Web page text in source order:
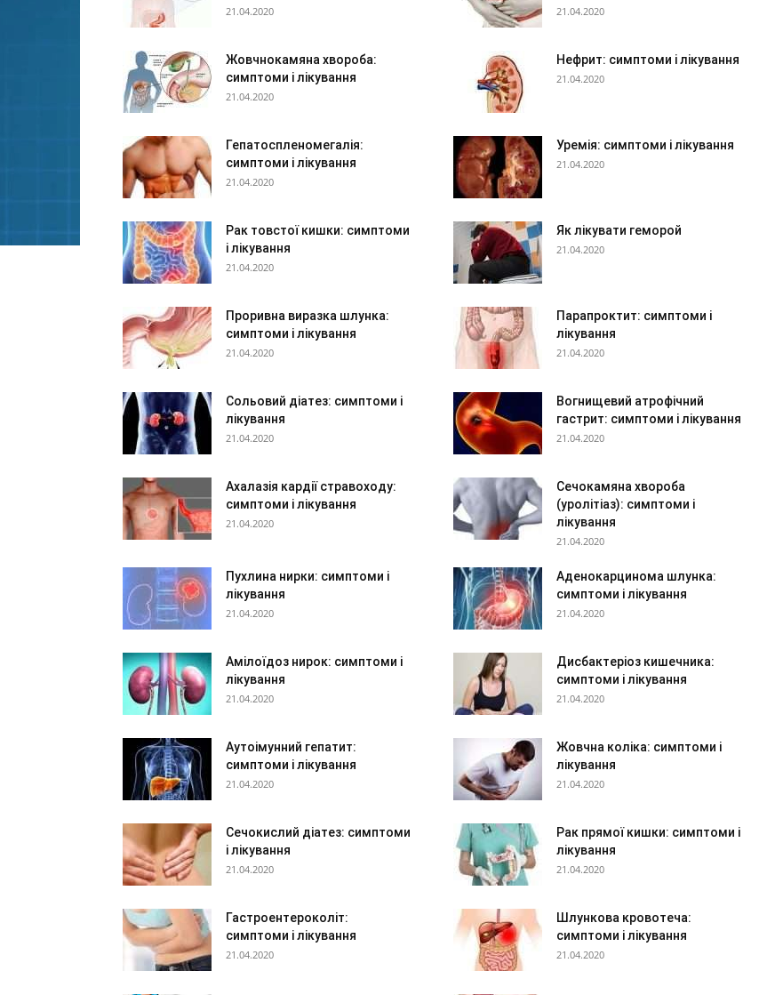
21.04.2020 21.04.2020
Жовчнокамяна хвороба:
симптоми і лікування
21.04.2020
Нефрит: симптоми і лікування
21.04.2020
Гепатоспленомегалія:
симптоми і лікування
21.04.2020
Уремія: симптоми і лікування
21.04.2020
Рак товстої кишки: симптоми
і лікування
21.04.2020
Як лікувати геморой
21.04.2020
Проривна виразка шлунка:
симптоми і лікування
21.04.2020
Парапроктит: симптоми і
лікування
21.04.2020
Сольовий діатез: симптоми і
лікування
21.04.2020
Вогнищевий атрофічний
гастрит: симптоми і лікування
21.04.2020
Ахалазія кардії стравоходу:
симптоми і лікування
21.04.2020
Сечокамяна хвороба
(уролітіаз): симптоми і
лікування
21.04.2020
Пухлина нирки: симптоми і
лікування
21.04.2020
Аденокарцинома шлунка:
симптоми і лікування
21.04.2020
Амілоїдоз нирок: симптоми і
лікування
21.04.2020
Дисбактеріоз кишечника:
симптоми і лікування
21.04.2020
Аутоімунний гепатит:
симптоми і лікування
21.04.2020
Жовчна коліка: симптоми і
лікування
21.04.2020
Сечокислий діатез: симптоми
і лікування
21.04.2020
Рак прямої кишки: симптоми і
лікування
21.04.2020
Гастроентероколіт:
симптоми і лікування
21.04.2020
Шлункова кровотеча:
симптоми і лікування
21.04.2020